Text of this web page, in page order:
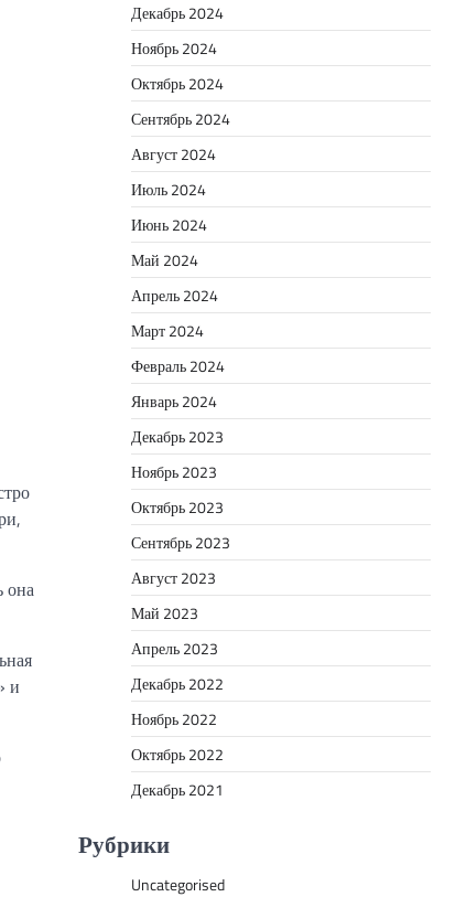
она
и
Декабрь 2024
Ноябрь 2024
Октябрь 2024
Сентябрь 2024
Август 2024
Июль 2024
Июнь 2024
Май 2024
Апрель 2024
Март 2024
Февраль 2024
Январь 2024
Декабрь 2023
Ноябрь 2023
Октябрь 2023
Сентябрь 2023
Август 2023
Май 2023
Апрель 2023
Декабрь 2022
Ноябрь 2022
Октябрь 2022
Декабрь 2021
Рубрики
Uncategorised